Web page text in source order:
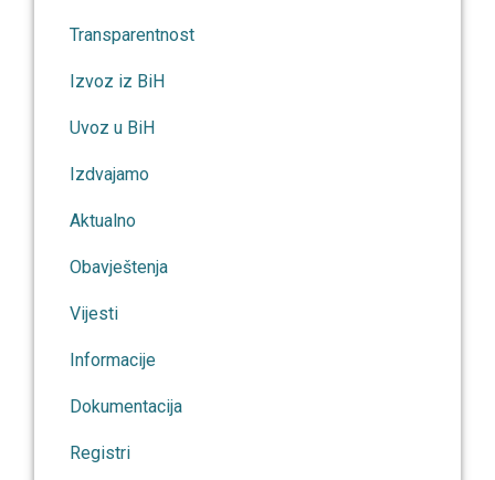
Transparentnost
Izvoz iz BiH
Uvoz u BiH
Izdvajamo
Aktualno
Obavještenja
Vijesti
Informacije
Dokumentacija
Registri